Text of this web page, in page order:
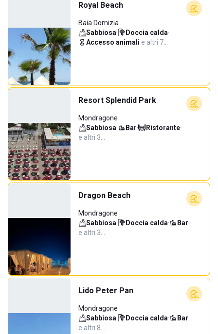
Royal Beach
Baia Domizia
Sabbiosa· Doccia calda·
Accesso animali·e altri 7…
Resort Splendid Park
Mondragone
Sabbiosa· Bar· Ristorante·
e altri 3…
Dragon Beach
Mondragone
Sabbiosa· Doccia calda· Bar·
e altri 3…
Lido Peter Pan
Mondragone
Sabbiosa· Doccia calda· Bar·
e altri 8…